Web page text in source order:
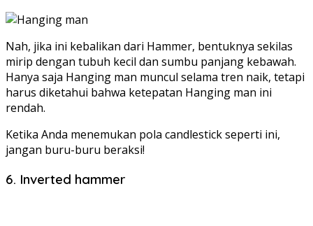
Nah, jika ini kebalikan dari Hammer, bentuknya sekilas
mirip dengan tubuh kecil dan sumbu panjang kebawah.
Hanya saja Hanging man muncul selama tren naik, tetapi
harus diketahui bahwa ketepatan Hanging man ini
rendah.
Ketika Anda menemukan pola candlestick seperti ini,
jangan buru-buru beraksi!
6. Inverted hammer